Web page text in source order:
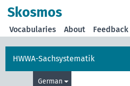
Skosmos
Vocabularies About Feedback
HWWA-Sachsystematik
German